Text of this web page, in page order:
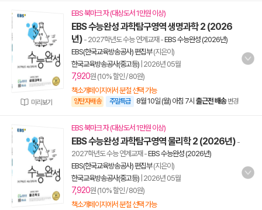
미리보기
EBS 북마크 자 (대상도서 1만원 이상)
EBS 수능완성 과학탐구영역 생명과학 2 (2026
년) - 2027학년도 수능 연계교재 -EBS 수능완성 (2026년)
EBS(한국교육방송공사) 편집부(지은이)
한국교육방송공사(중고등) 2026년 05월
7,920원 (10% 할인 / 80원)
책소개페이지에서 분철 선택 가능
양탄자배송 주말특급 8월 10일 (월) 아침 7시 출근전 배송 변경
EBS 북마크 자 (대상도서 1만원 이상)
EBS 수능완성 과학탐구영역 물리학 2 (2026년) -
2027학년도 수능 연계교재 -EBS 수능완성 (2026년)
EBS(한국교육방송공사) 편집부(지은이)
한국교육방송공사(중고등) 2026년 05월
7,920원 (10% 할인 / 80원)
책소개페이지에서 분철 선택 가능